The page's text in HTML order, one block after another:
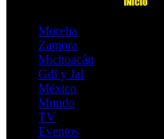
Morelia
Zamora
Michoacán
Gdl y Jal
México
Mundo
TV
Eventos